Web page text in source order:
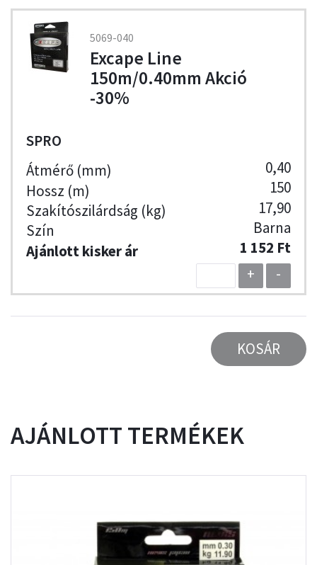
5069-040
Excape Line
150m/0.40mm Akció
-30%
SPRO
0,40
150
17,90
Barna
1 152 Ft
+
-
KOSÁR
AJÁNLOTT TERMÉKEK